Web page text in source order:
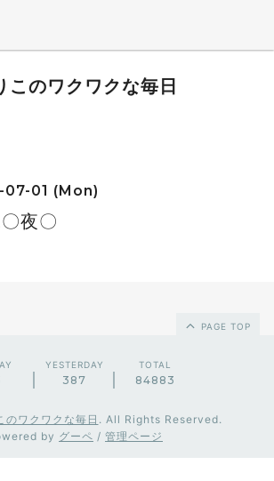
このワクワクな毎日
01 (Mon)
夜〇
PAGE TOP
YESTERDAY
387
TOTAL
84883
のワクワクな毎日 . All Rights Reserved.
by グーペ / 管理ページ